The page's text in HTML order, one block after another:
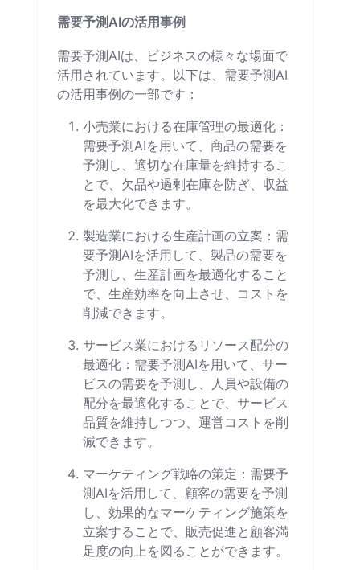
需要予測AIの活用事例
需要予測AIは、ビジネスの様々な場面で
活用されています。以下は、需要予測AI
の活用事例の一部です：
小売業における在庫管理の最適化：
需要予測AIを用いて、商品の需要を
予測し、適切な在庫量を維持するこ
とで、欠品や過剰在庫を防ぎ、収益
を最大化できます。
製造業における生産計画の立案：需
要予測AIを活用して、製品の需要を
予測し、生産計画を最適化すること
で、生産効率を向上させ、コストを
削減できます。
サービス業におけるリソース配分の
最適化：需要予測AIを用いて、サー
ビスの需要を予測し、人員や設備の
配分を最適化することで、サービス
品質を維持しつつ、運営コストを削
減できます。
マーケティング戦略の策定：需要予
測AIを活用して、顧客の需要を予測
し、効果的なマーケティング施策を
立案することで、販売促進と顧客満
足度の向上を図ることができます。